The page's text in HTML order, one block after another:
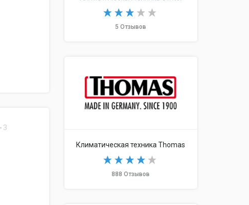
3
5 Отзывов
Климатическая техника Thomas
888 Отзывов